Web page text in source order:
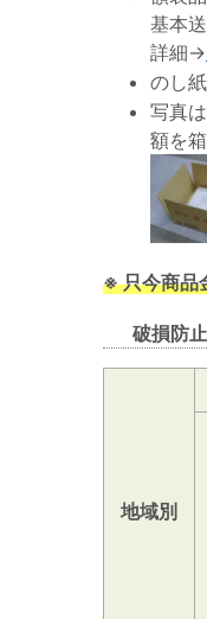
基本
詳細→
のし
写真
額を
※ 只今商品
破損防
地域別